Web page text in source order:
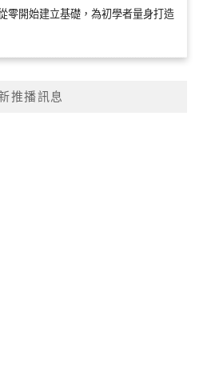
零開始建立基礎，為初學者量身打造
推播訊息